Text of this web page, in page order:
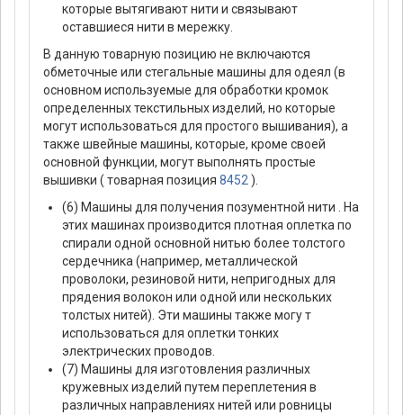
которые вытягивают нити и связывают
оставшиеся нити в мережку.
В данную товарную позицию не включаются
обметочные или стегальные машины для одеял (в
основном используемые для обработки кромок
определенных текстильных изделий, но которые
могут использоваться для простого вышивания), а
также швейные машины, которые, кроме своей
основной функции, могут выполнять простые
вышивки ( товарная позиция 8452 ).
(6) Машины для получения позументной нити . На
этих машинах производится плотная оплетка по
спирали одной основной нитью более толстого
сердечника (например, металлической
проволоки, резиновой нити, непригодных для
прядения волокон или одной или нескольких
толстых нитей). Эти машины также могу т
использоваться для оплетки тонких
электрических проводов.
(7) Машины для изготовления различных
кружевных изделий путем переплетения в
различных направлениях нитей или ровницы